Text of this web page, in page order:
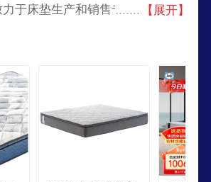
于床垫生产和销售专业厂家，拥
【展开】